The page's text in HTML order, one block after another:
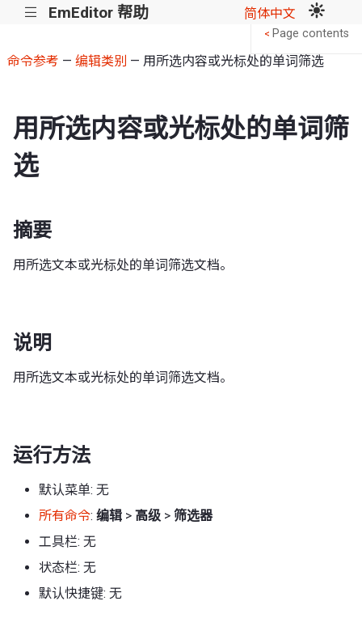
||| EmEditor 帮助 简体中文
命令参考 — 编辑类别 — 用所选内容或光标处的单词筛选
用所选内容或光标处的单词筛
选
摘要
用所选文本或光标处的单词筛选文档。
说明
用所选文本或光标处的单词筛选文档。
运行方法
默认菜单: 无
所有命令: 编辑 > 高级 > 筛选器
工具栏: 无
状态栏: 无
默认快捷键: 无
< Page contents